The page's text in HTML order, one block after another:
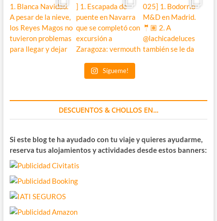
Sígueme!
DESCUENTOS & CHOLLOS EN…
Si este blog te ha ayudado con tu viaje y quieres ayudarme,
reserva tus alojamientos y actividades desde estos banners: